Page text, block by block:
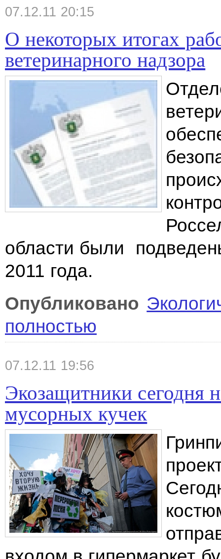
07.12.11 20:15
О некоторых итогах
ветеринарного надзора
области были
2011 года.
Опубликовано
полностью
07.12.11 19:56
Экозащитники сегодня
мусорных кучек